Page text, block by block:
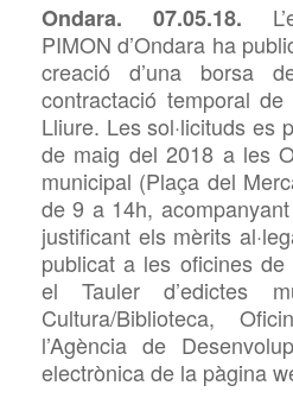
Ondara. 07.05.18.
PIMON d’Ondara ha
creació d’una borsa
contractació temporal de
Lliure. Les sol·licituds es
de maig del 2018 a les
municipal (Plaça del
de 9 a 14h,
justificant els mèrits
publicat a les oficines de
el Tauler d’edictes
Cultura/Biblioteca,
l’Agència de
electrònica de la pàgina